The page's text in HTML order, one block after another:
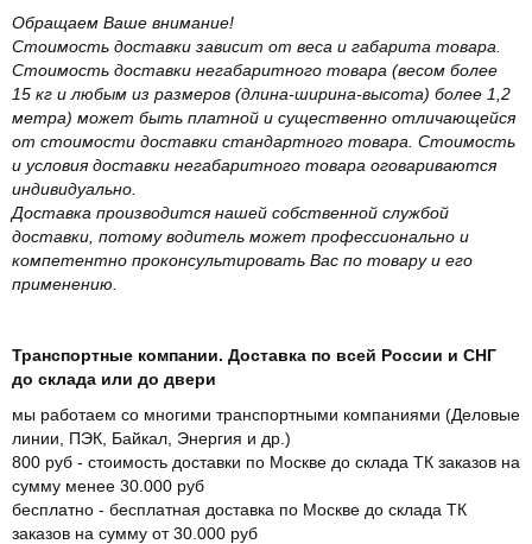
Обращаем Ваше внимание!
Стоимость доставки зависит от веса и габарита товара.
Стоимость доставки негабаритного товара (весом более
15 кг и любым из размеров (длина-ширина-высота) более 1,2
метра) может быть платной и существенно отличающейся
от стоимости доставки стандартного товара. Стоимость
и условия доставки негабаритного товара оговариваются
индивидуально.
Доставка производится нашей собственной службой
доставки, потому водитель может профессионально и
компетентно проконсультировать Вас по товару и его
применению.
Транспортные компании. Доставка по всей России и СНГ
до склада или до двери
мы работаем со многими транспортными компаниями (Деловые
линии, ПЭК, Байкал, Энергия и др.)
800 руб - стоимость доставки по Москве до склада ТК заказов на
сумму менее 30.000 руб
бесплатно - бесплатная доставка по Москве до склада ТК
заказов на сумму от 30.000 руб